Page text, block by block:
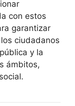
con estos
garantizar
ciudadanos
y la
ámbitos,